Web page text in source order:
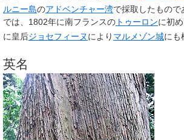
ルニー島のアドベンチャー湾で採取したもので
では、1802年に南フランスの トゥーロンに初
に皇后ジョセフィーヌ により マルメゾン城にも
英名